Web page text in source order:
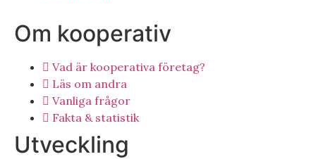
Om kooperativ
Vad är kooperativa företag?
Läs om andra
Vanliga frågor
Fakta & statistik
Utveckling